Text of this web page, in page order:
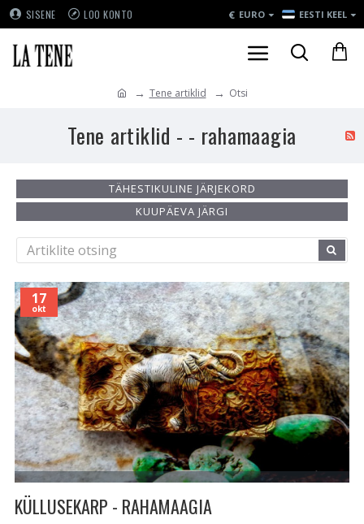
SISENE LOO KONTO € EURO EESTI KEEL
Tene artiklid Otsi
Tene artiklid - - rahamaagia
TÄHESTIKULINE JÄRJEKORD
KUUPÄEVA JÄRGI
17
okt
KÜLLUSEKARP - RAHAMAAGIA